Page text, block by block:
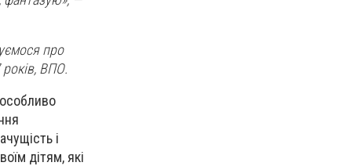
про
років, ВПО.
і
дітям, які